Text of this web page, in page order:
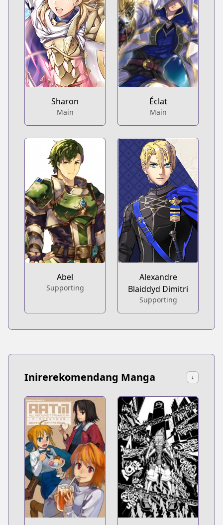
Sharon
Main
Éclat
Main
Abel
Supporting
Alexandre
Blaiddyd Dimitri
Supporting
Inirerekomendang Manga ↓